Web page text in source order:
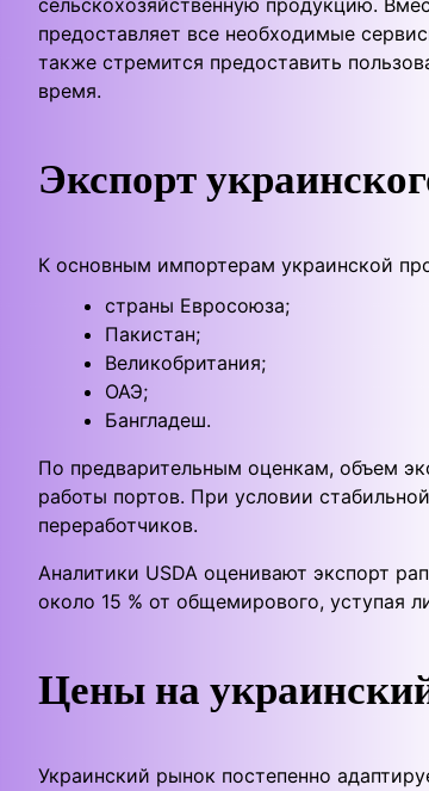
сельскохозяйственную продукцию.
предоставляет все необходимые
также стремится предоставить
время.
Экспорт
К основным импортерам украинской
страны Евросоюза;
Пакистан;
Великобритания;
ОАЭ;
Бангладеш.
По предварительным оценкам, объем
работы портов. При условии
переработчиков.
Аналитики USDA оценивают экспорт
около 15 % от общемирового, уступая
Цены на
Украинский рынок постепенно